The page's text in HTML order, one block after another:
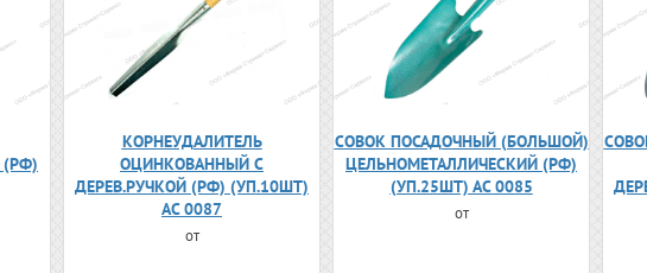
(РФ)
КОРНЕУДАЛИТЕЛЬ
ОЦИНКОВАННЫЙ С
ДЕРЕВ.РУЧКОЙ (РФ) (УП.10ШТ)
АС 0087
от
СОВОК ПОСАДОЧНЫЙ (БОЛЬШОЙ)
ЦЕЛЬНОМЕТАЛЛИЧЕСКИЙ (РФ)
(УП.25ШТ) АС 0085
от